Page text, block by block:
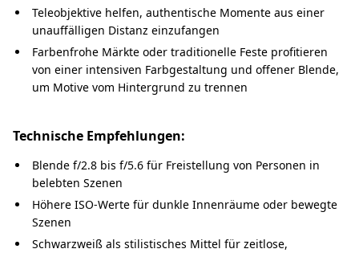
Teleobjektive helfen, authentische Momente aus einer
unauffälligen Distanz einzufangen
Farbenfrohe Märkte oder traditionelle Feste profitieren
von einer intensiven Farbgestaltung und offener Blende,
um Motive vom Hintergrund zu trennen
Technische Empfehlungen:
Blende f/2.8 bis f/5.6 für Freistellung von Personen in
belebten Szenen
Höhere ISO-Werte für dunkle Innenräume oder bewegte
Szenen
Schwarzweiß als stilistisches Mittel für zeitlose,